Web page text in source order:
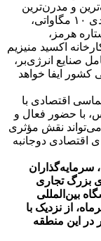
و مدرن‌ترین
کارخانه تولید آلومینیوم کشور، نیروگاه خورشیدی ۱۰ مگاواتی،
ستاره هرمز،
اکسید منیزیم
صنایع انرژی‌بر،
ایفا خواهد
اقتصادی با
با حضور فعال و
برنامه‌ریزی‌شده نمایشگاه شیراز اکسپو ۲۰۲۵ می‌تواند نقش مؤثری
اقتصادی دوجانبه
سرمایه‌گذاران
بزرگ تجاری
بین‌المللی
ساعت ۱۰ تا ۱۷ روزهای ۲۰ تا ۲۳ مهرماه، از نزدیک با
این منطقه